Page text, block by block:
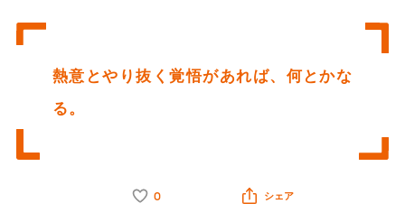
熱意とやり抜く覚悟があれば、何とかな
る。
0 シェア